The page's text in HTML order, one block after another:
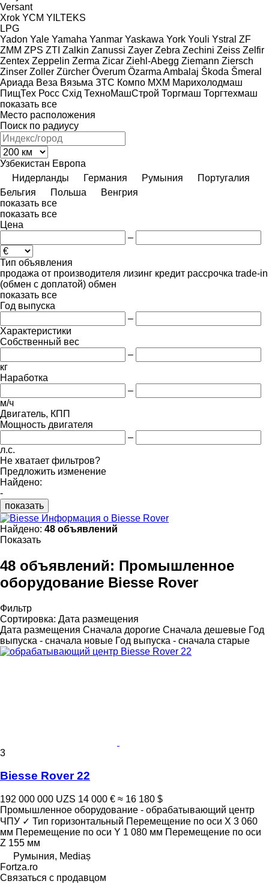
Versant
Xrok YCM YILTEKS
LPG
Yadon Yale Yamaha Yanmar Yaskawa York Youli Ystral ZF
ZMM ZPS ZTI Zalkin Zanussi Zayer Zebra Zechini Zeiss Zelfir
Zentex Zeppelin Zerma Zicar Ziehl-Abegg Ziemann Ziersch
Zinser Zoller Zürcher Överum Özarma Ambalaj Škoda Šmeral
Ариада Веза Вязьма ЗТС Компо МХМ Марихолодмаш
ПищТех Росс Схід ТехноМашСтрой Торгмаш Торгтехмаш
показать все
Место расположения
Поиск по радиусу
Узбекистан Европа
Нидерланды
Германия Румыния
Португалия
Бельгия
Польша
Венгрия
показать все
показать все
Цена
–
Тип объявления
продажа от производителя лизинг кредит рассрочка trade-in
(обмен с доплатой) обмен
показать все
Год выпуска
–
Характеристики
Собственный вес
–
кг
Наработка
–
м/ч
Двигатель, КПП
Мощность двигателя
–
л.с.
Не хватает фильтров?
Предложить изменение
Найдено:
-
показать
Информация о Biesse Rover
Найдено: 48 объявлений
Показать
48 объявлений: Промышленное
оборудование Biesse Rover
Фильтр
Сортировка: Дата размещения
Дата размещения Сначала дорогие Сначала дешевые Год
выпуска - сначала новые Год выпуска - сначала старые
3
Biesse Rover 22
192 000 000 UZS 14 000 € ≈ 16 180 $
Промышленное оборудование - обрабатывающий центр
ЧПУ ✓ Тип горизонтальный Перемещение по оси X 3 060
мм Перемещение по оси Y 1 080 мм Перемещение по оси
Z 155 мм
Румыния, Mediaș
Fortza.ro
Связаться с продавцом